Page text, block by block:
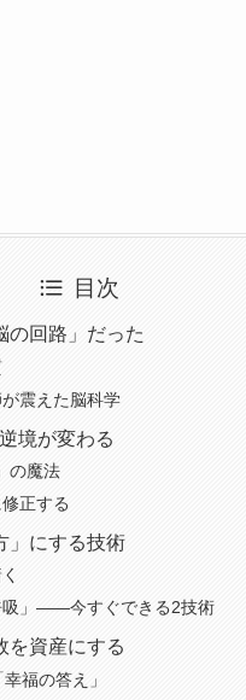
目次
の回路」だった
震えた脳科学
境が変わる
の魔法
正する
」にする技術
吸」——今すぐできる2技術
を資産にする
福の答え」